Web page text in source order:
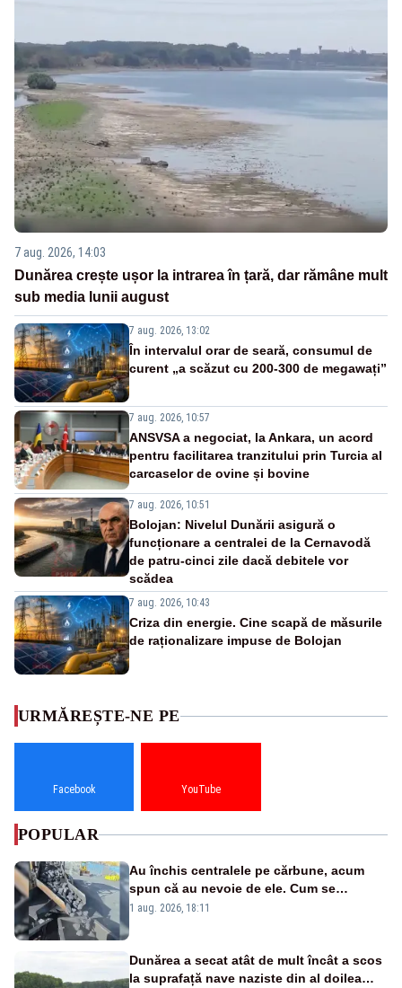
7 aug. 2026, 14:03
Dunărea crește ușor la intrarea în țară, dar rămâne mult
sub media lunii august
7 aug. 2026, 13:02
În intervalul orar de seară, consumul de
curent „a scăzut cu 200-300 de megawați”
7 aug. 2026, 10:57
ANSVSA a negociat, la Ankara, un acord
pentru facilitarea tranzitului prin Turcia al
carcaselor de ovine și bovine
7 aug. 2026, 10:51
Bolojan: Nivelul Dunării asigură o
funcționare a centralei de la Cernavodă
de patru-cinci zile dacă debitele vor
scădea
7 aug. 2026, 10:43
Criza din energie. Cine scapă de măsurile
de raționalizare impuse de Bolojan
URMĂREȘTE-NE PE
Facebook YouTube
POPULAR
Au închis centralele pe cărbune, acum
spun că au nevoie de ele. Cum se
pasează vina în plină criză energetică
1 aug. 2026, 18:11
Dunărea a secat atât de mult încât a scos
la suprafață nave naziste din al doilea